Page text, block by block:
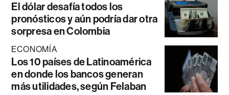
El dólar desafía todos los
pronósticos y aún podría dar otra
sorpresa en Colombia
ECONOMÍA
Los 10 países de Latinoamérica
en donde los bancos generan
más utilidades, según Felaban